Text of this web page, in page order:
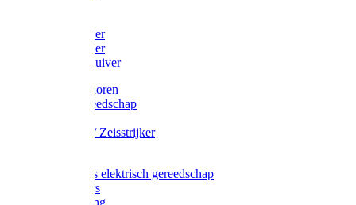
Mestschuiver
Mestschraper
Sneeuwschuiver
Zeis toebehoren
Baggergereedschap
Wetstenen / Zeisstrijker
Accessoires elektrisch gereedschap
Grasmaaiers
Tuinreiniging